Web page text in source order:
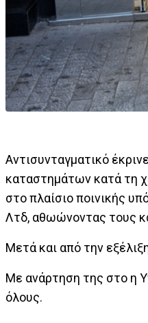
Αντισυνταγματικό
καταστημάτων κατά τη
στο πλαίσιο ποινικής
Λτδ, αθωώνοντας τους
Μετά και από την
Με ανάρτηση της στο η
όλους.